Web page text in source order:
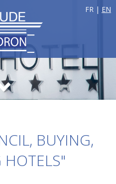
FR | EN
BUYING,
HOTELS"